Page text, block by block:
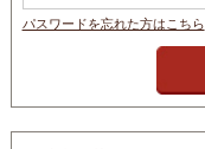
パスワードを忘れた方はこちら